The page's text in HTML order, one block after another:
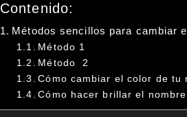
Contenido:
Métodos sencillos para cambiar
Método 1
Método 2
Cómo cambiar el color de tu
Cómo hacer brillar el